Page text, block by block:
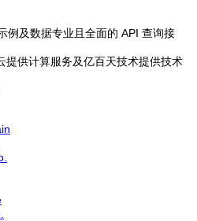
例及数据专业且全面的 API 查询接
提供计算服务及亿百天技术提供技术